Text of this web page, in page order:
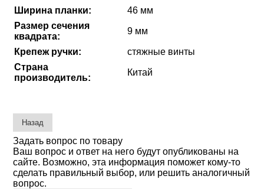
Ширина планки:
46 мм
Размер сечения
квадрата:
9 мм
Крепеж ручки:
стяжные винты
Страна
производитель:
Китай
Задать вопрос по товару
Ваш вопрос и ответ на него будут опубликованы на
сайте. Возможно, эта информация поможет кому-то
сделать правильный выбор, или решить аналогичный
вопрос.